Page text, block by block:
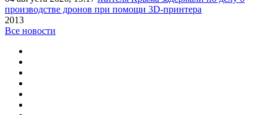
производстве дронов при помощи 3D‑принтера
2013
Все новости